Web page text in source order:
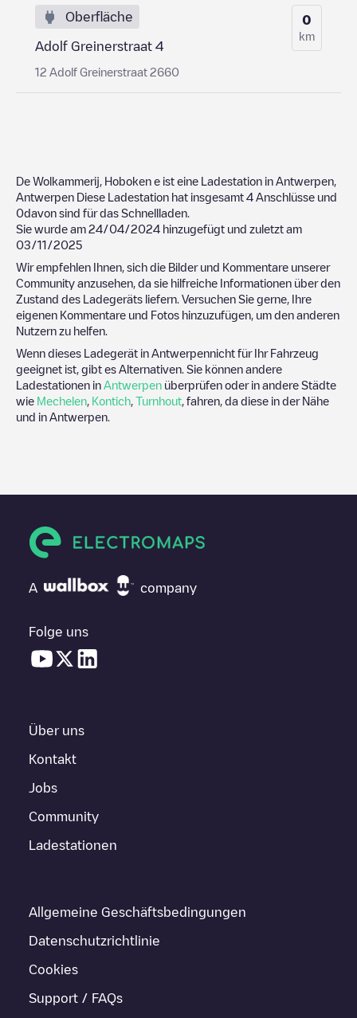
Oberfläche
Adolf Greinerstraat 4
12 Adolf Greinerstraat 2660
0
km
De Wolkammerij, Hoboken e ist eine Ladestation in Antwerpen
Antwerpen Diese Ladestation hat insgesamt 4 Anschlüsse und
0davon sind für das Schnellladen.
Sie wurde am 24/04/2024 hinzugefügt und zuletzt am
03/11/2025
Wir empfehlen Ihnen, sich die Bilder und Kommentare unserer
Community anzusehen, da sie hilfreiche Informationen über den
Zustand des Ladegeräts liefern. Versuchen Sie gerne, Ihre
eigenen Kommentare und Fotos hinzuzufügen, um den anderen
Nutzern zu helfen.
Wenn dieses Ladegerät in Antwerpennicht für Ihr Fahrzeug
geeignet ist, gibt es Alternativen. Sie können andere
Ladestationen in Antwerpen überprüfen oder in andere Städte
wie Mechelen Kontich Turnhout , fahren, da diese in der Nähe
und in Antwerpen
A company
Folge uns
Über uns
Kontakt
Jobs
Community
Ladestationen
Allgemeine Geschäftsbedingungen
Datenschutzrichtlinie
Cookies
Support / FAQs